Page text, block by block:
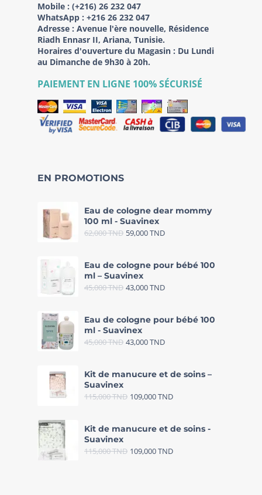
Mobile : (+216) 26 232 047
WhatsApp : +216 26 232 047
Adresse : Avenue l'ère nouvelle, Résidence
Riadh Ennasr II, Ariana, Tunisie.
Horaires d'ouverture du Magasin : Du Lundi
au Dimanche de 9h30 à 20h.
PAIEMENT EN LIGNE 100% SÉCURISÉ
EN PROMOTIONS
Eau de cologne dear mommy
100 ml - Suavinex
62,000TND 59,000TND
Eau de cologne pour bébé 100
ml – Suavinex
45,000TND 43,000TND
Eau de cologne pour bébé 100
ml - Suavinex
45,000TND 43,000TND
Kit de manucure et de soins –
Suavinex
115,000TND 109,000TND
Kit de manucure et de soins -
Suavinex
115,000TND 109,000TND